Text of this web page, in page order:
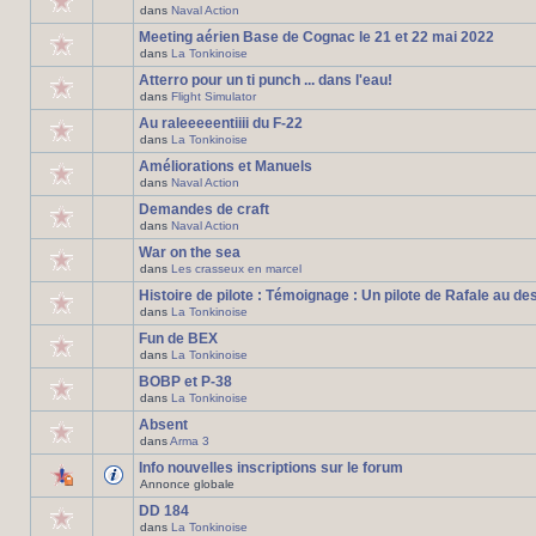
dans Naval Action
Meeting aérien Base de Cognac le 21 et 22 mai 2022
dans La Tonkinoise
Atterro pour un ti punch ... dans l'eau!
dans Flight Simulator
Au raleeeeentiiii du F-22
dans La Tonkinoise
Améliorations et Manuels
dans Naval Action
Demandes de craft
dans Naval Action
War on the sea
dans Les crasseux en marcel
Histoire de pilote : Témoignage : Un pilote de Rafale au
dans La Tonkinoise
Fun de BEX
dans La Tonkinoise
BOBP et P-38
dans La Tonkinoise
Absent
dansArma 3
Info nouvelles inscriptions sur le forum
Annonce globale
DD 184
dans La Tonkinoise